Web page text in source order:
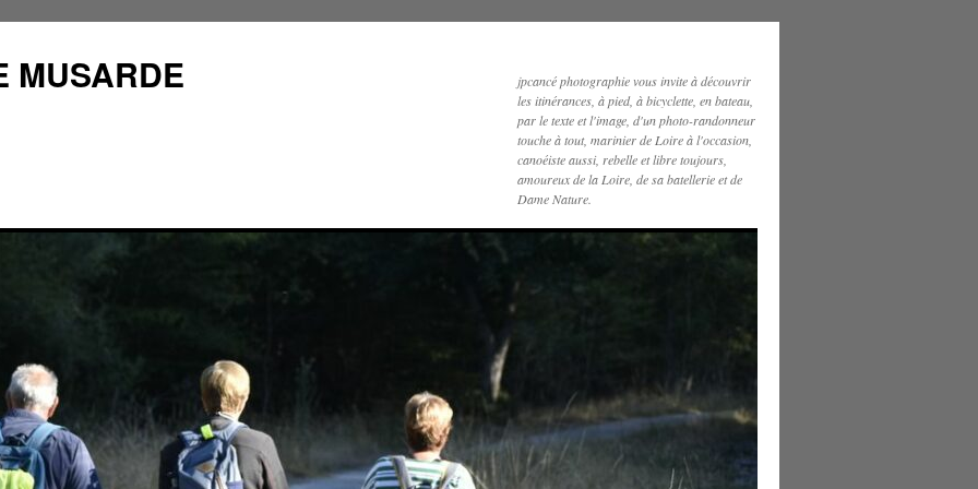
MUSARDE
jpcancé photographie vous invite à découvrir
les itinérances, à pied, à bicyclette, en bateau,
par le texte et l'image, d'un photo-randonneur
touche à tout, marinier de Loire à l'occasion,
canoéiste aussi, rebelle et libre toujours,
amoureux de la Loire, de sa batellerie et de
Dame Nature.